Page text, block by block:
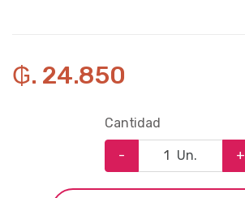
₲. 24.850
Cantidad
- Un. +